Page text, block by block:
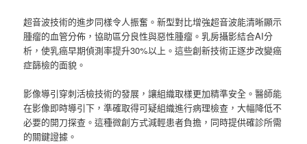
超音波技術的進步同樣令人振奮。新型對比增強超音波能清晰顯示
腫瘤的血管分佈，協助區分良性與惡性腫瘤。乳房攝影結合AI分
析，使乳癌早期偵測率提升30%以上。這些創新技術正逐步改變癌
症篩檢的面貌。
影像導引穿刺活檢技術的發展，讓組織取樣更加精準安全。醫師能
在影像即時導引下，準確取得可疑組織進行病理檢查，大幅降低不
必要的開刀探查。這種微創方式減輕患者負擔，同時提供確診所需
的關鍵證據。